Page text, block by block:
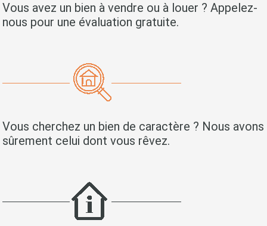
Vous avez un bien à vendre ou à louer ? Appelez-
nous pour une évaluation gratuite.
Vous cherchez un bien de caractère ? Nous avons
sûrement celui dont vous rêvez.